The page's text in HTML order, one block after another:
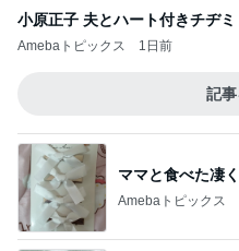
小原正子 夫とハート付きチヂミ
Amebaトピックス 1日前
記
ママと食べた凄
Amebaトピックス